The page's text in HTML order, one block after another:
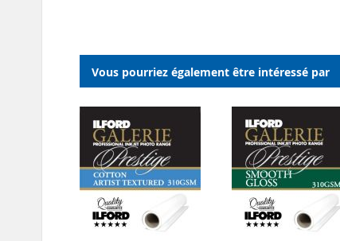
D’ENVIE
D’ENVIE
Vous pourriez également être intéressé par